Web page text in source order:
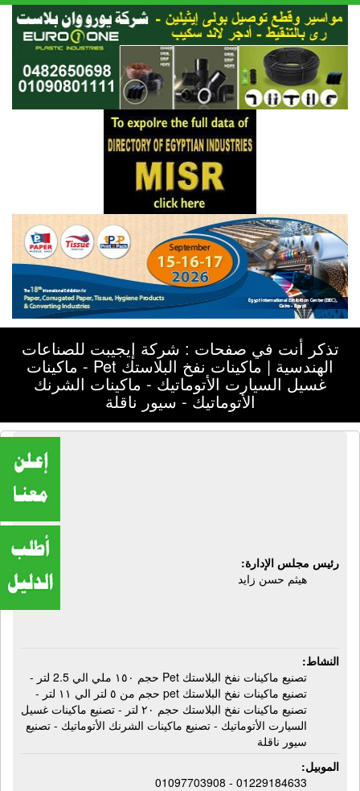
تذكر أنت في صفحات : شركة إيجيبت للصناعات
الهندسية | ماكينات نفخ البلاستك Pet - ماكينات
غسيل السيارت الأتوماتيك - ماكينات الشرنك
الأتوماتيك - سيور ناقلة
رئيس مجلس الإدارة:
هيثم حسن زايد
النشاط:
تصنيع ماكينات نفخ البلاستك Pet حجم ١٥٠ ملي الي 2.5 لتر -
تصنيع ماكينات نفخ البلاستك pet حجم من ٥ لتر الي ١١ لتر -
تصنيع ماكينات نفخ البلاستك حجم ٢٠ لتر - تصنيع ماكينات غسيل
السيارت الأتوماتيك - تصنيع ماكينات الشرنك الأتوماتيك - تصنيع
سيور ناقلة
الموبيل:
01229184633 - 01097703908